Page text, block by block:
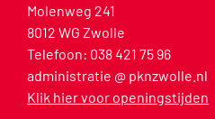
Molenweg 241
8012 WG Zwolle
Telefoon: 038 421 75 96
administratie @ pknzwolle.nl
Klik hier voor openingstijden